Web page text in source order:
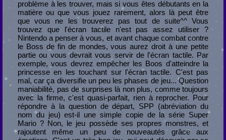
problème à les trouver, mais si vous êtes débutants en la
matière ou que vous jouez rarement, alors là peut être
que vous ne les trouverez pas tout de suite^^ Vous
trouvez que l'écran tactile n'est pas assez utiliser ?
Nintendo a penser à vous, et avant chaque combat contre
le Boss de fin de mondes, vous aurez droit à une petite
partie ou vous devrait vous servir de l'écran tactile. Par
exemple, vous devrez empêcher les Boos d'atteindre la
princesse en les touchant sur l'écran tactile. C'est pas
mal, car ça diversifie un peu les phases de jeu... Question
maniabilité, pas de surprises là non plus, comme toujours
avec la firme, c'est quasi-parfait, rien à reprocher. Pour
répondre à la question de départ, SPP (abréviation du
nom du jeu) est-il une simple copie de la série Super
Mario ? Non, le jeu possède ses propres monstres, et
rajoutent même un peu de nouveautés grâce aux